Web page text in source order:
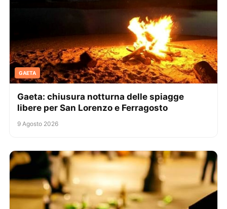
GAETA
Gaeta: chiusura notturna delle spiagge
libere per San Lorenzo e Ferragosto
9 Agosto 2026